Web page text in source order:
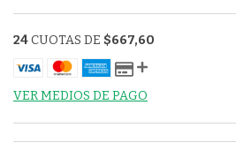
24CUOTAS DE $667,60
VER MEDIOS DE PAGO